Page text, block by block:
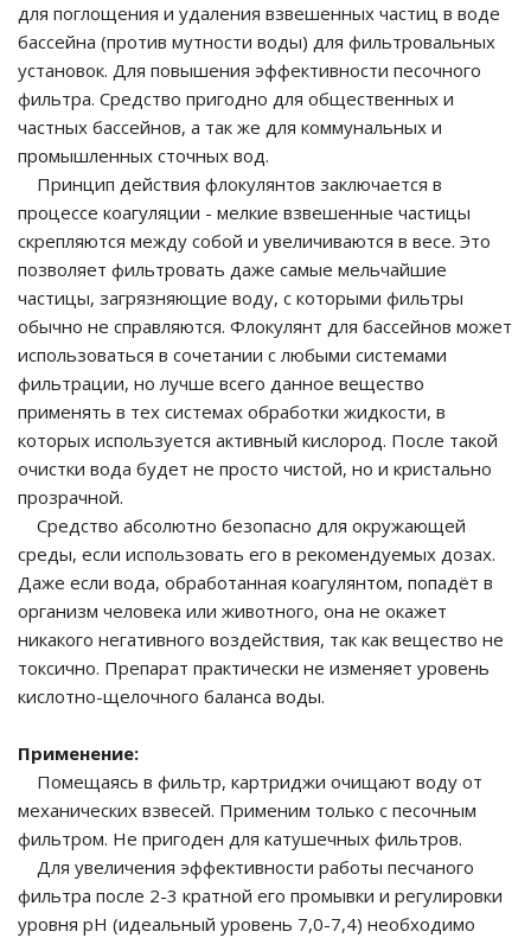
защита)
и
питания PDU
Питания
корпуса)
Vakio
для поглощения и удаления взвешенных частиц в воде
бассейна (против мутности воды) для фильтровальных
установок. Для повышения эффективности песочного
фильтра. Средство пригодно для общественных и
частных бассейнов, а так же для коммунальных и
промышленных сточных вод.
Принцип действия флокулянтов заключается в
процессе коагуляции - мелкие взвешенные частицы
скрепляются между собой и увеличиваются в весе. Это
позволяет фильтровать даже самые мельчайшие
частицы, загрязняющие воду, с которыми фильтры
обычно не справляются. Флокулянт для бассейнов может
использоваться в сочетании с любыми системами
фильтрации, но лучше всего данное вещество
применять в тех системах обработки жидкости, в
которых используется активный кислород. После такой
очистки вода будет не просто чистой, но и кристально
прозрачной.
Средство абсолютно безопасно для окружающей
среды, если использовать его в рекомендуемых дозах.
Даже если вода, обработанная коагулянтом, попадёт в
организм человека или животного, она не окажет
никакого негативного воздействия, так как вещество не
токсично. Препарат практически не изменяет уровень
кислотно-щелочного баланса воды.
Применение:
Помещаясь в фильтр, картриджи очищают воду от
механических взвесей. Применим только с песочным
фильтром. Не пригоден для катушечных фильтров.
Для увеличения эффективности работы песчаного
фильтра после 2-3 кратной его промывки и регулировки
уровня рН (идеальный уровень 7,0-7,4) необходимо